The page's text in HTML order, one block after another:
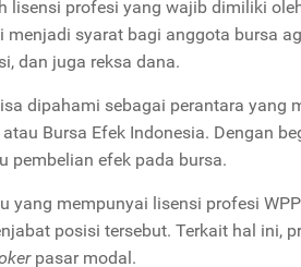
lisensi profesi yang wajib dimiliki
menjadi syarat bagi anggota bursa
dan juga reksa dana.
dipahami sebagai perantara
Bursa Efek Indonesia. Dengan
pembelian efek pada bursa.
yang mempunyai lisensi profesi
posisi tersebut. Terkait hal ini,
pasar modal.